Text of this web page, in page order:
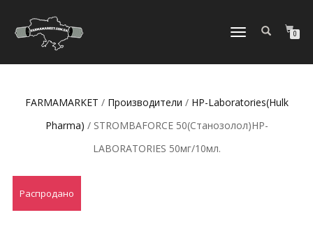
ПЕРЕКЛЮЧИТЬ
0
FARMAMARKET / Производители / HP-Laboratories(Hulk
Pharma) / STROMBAFORCE 50(Станозолол)HP-
LABORATORIES 50мг/10мл.
Распродано